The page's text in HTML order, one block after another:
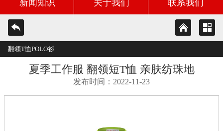
新闻知识 关于我们 联系我们
翻领T恤POLO衫
夏季工作服 翻领短T恤 亲肤纺珠地
发布时间：2022-11-23